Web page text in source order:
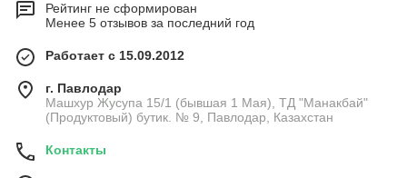
Рейтинг не сформирован
Менее 5 отзывов за последний год
Работает с 15.09.2012
г. Павлодар
Машхур Жусупа 15/1 (бывшая 1 Мая), ТД "Манакбай"
(Продуктовый) бутик. № 9, Павлодар, Казахстан
Контакты